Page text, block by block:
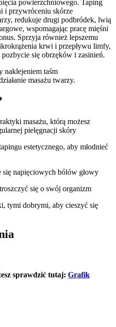
powierzchniowego. Taping
i przywróceniu skórze
redukuje drugi podbródek, lwią
wspomagając pracę mięśni
Sprzyja również lepszemu
krwi i przepływu limfy,
się obrzęków i zasinień.
naklejeniem taśm
masażu twarzy.
masażu, którą możesz
pielęgnacji skóry
estetycznego, aby młodnieć
się napięciowych bólów głowy
się o swój organizm
tymi dobrymi, aby cieszyć się
sprawdzić tutaj: Grafik